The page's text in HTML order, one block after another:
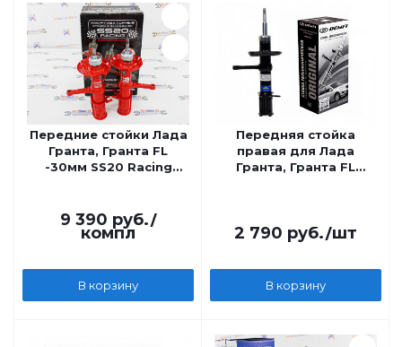
Передние стойки Лада
Гранта, Гранта FL
-30мм SS20 Racing
9 390 руб./
компл
В корзину
Передняя стойка
правая для Лада
Гранта, Гранта FL
2 790 руб./шт
В корзину